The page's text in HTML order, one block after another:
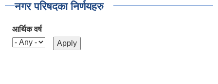
नगर परिषदका निर्णयहरु
आर्थिक वर्ष